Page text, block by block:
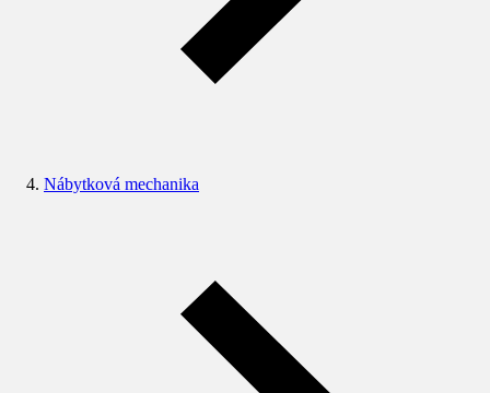
Nábytková mechanika